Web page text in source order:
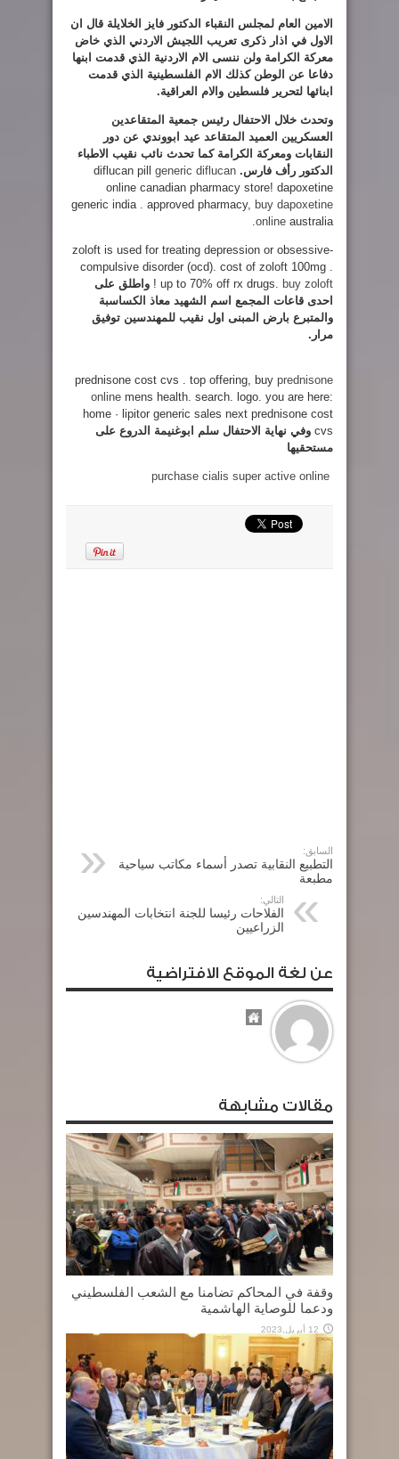
الامين العام لمجلس النقباء الدكتور فايز الخلايلة قال ان
الاول في اذار ذكرى تعريب اللجيش الاردني الذي خاض
معركة الكرامة ولن ننسى الام الاردنية الذي قدمت ابنها
دفاعا عن الوطن كذلك الام الفلسطينية الذي قدمت
ابنائها لتحرير فلسطين والام العراقية.
وتحدث خلال الاحتفال رئيس جمعية المتقاعدين
العسكريين العميد المتقاعد عيد ابووندي عن دور
النقابات ومعركة الكرامة كما تحدث نائب نقيب الاطباء
الدكتور رأف فارس.
generic diflucan
online canadian pharmacy store! dapoxetine
generic india . approved pharmacy, buy dapoxetine
online australia.
zoloft is used for treating depression or obsessive-
compulsive disorder (ocd). cost of zoloft 100mg .
up to 70% off rx drugs. buy zoloft
! واطلق على
احدى قاعات المجمع اسم الشهيد معاذ الكساسبة
والمتبرع بارض المبنى اول نقيب للمهندسين توفيق
مرار.
prednisone cost cvs . top offering, buy prednisone
online mens health. search. logo. you are here:
home · lipitor generic sales next prednisone cost
cvs وفي نهاية الاحتفال سلم ابوغنيمة الدروع على
مستحقيها
purchase cialis super active online
السابق:
التطبيع النقابية تصدر أسماء مكاتب سياحية
مطبعة
التالي:
الفلاحات رئيسا للجنة انتخابات المهندسين
الزراعيين
عن لغة الموقع الافتراضية
مقالات مشابهة
وقفة في المحاكم تضامنا مع الشعب الفلسطيني
ودعما للوصاية الهاشمية
12 أبريل,2023